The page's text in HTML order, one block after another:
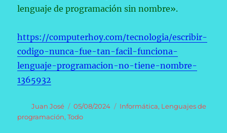
lenguaje de programación sin nombre».
https://computerhoy.com/tecnologia/escribir-
codigo-nunca-fue-tan-facil-funciona-
lenguaje-programacion-no-tiene-nombre-
1365932
Autor
Juan José
Publicado
el
05/08/2024 Categorías
Informática, Lenguajes de
programación,Todo